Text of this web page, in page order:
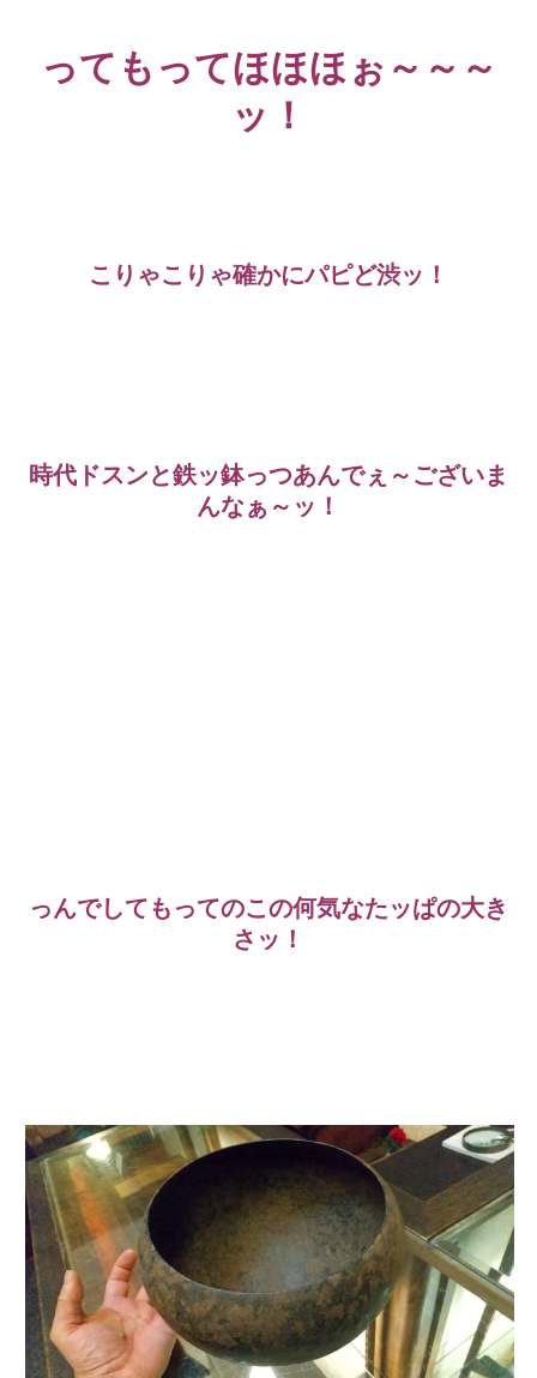
ってもってほほほぉ～～～
ッ！
こりゃこりゃ確かにパピど渋ッ！
時代ドスンと鉄ッ鉢っつあんでぇ～ございま
んなぁ～ッ！
っんでしてもってのこの何気なたッぱの大き
さッ！